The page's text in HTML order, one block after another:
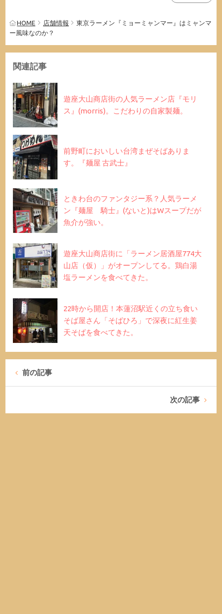
HOME 店舗情報
東京ラーメン『ミョーミャンマー』はミャンマ
ー風味なのか？
関連記事
遊座大山商店街の人気ラーメン店『モリ
ス』(morris)。こだわりの自家製麺。
前野町においしい台湾まぜそばありま
す。『麺屋 古武士』
ときわ台のファンタジー系？人気ラーメ
ン『麺屋 騎士』(ないと)はWスープだが
魚介が強い。
遊座大山商店街に「ラーメン居酒屋774大
山店（仮）」がオープンしてる。鶏白湯
塩ラーメンを食べてきた。
22時から開店！本蓮沼駅近くの立ち食い
そば屋さん「そばひろ」で深夜に紅生姜
天そばを食べてきた。
前の記事
次の記事